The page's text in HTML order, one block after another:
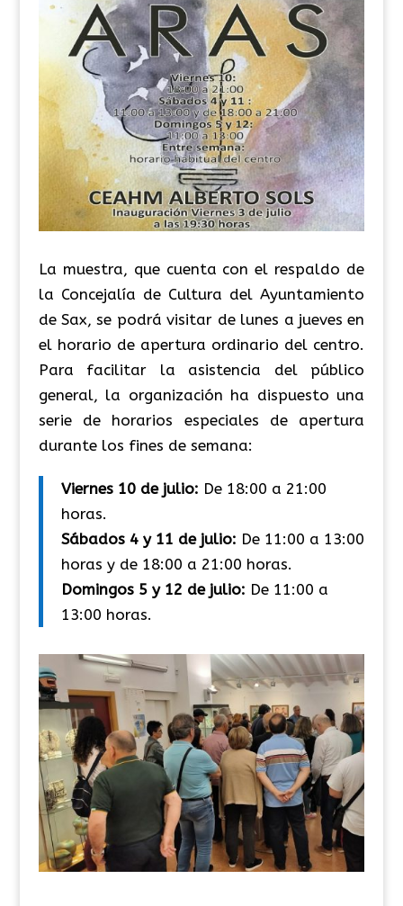
La muestra, que cuenta con el respaldo de
la Concejalía de Cultura del Ayuntamiento
de Sax, se podrá visitar de lunes a jueves en
el horario de apertura ordinario del centro.
Para facilitar la asistencia del público
general, la organización ha dispuesto una
serie de horarios especiales de apertura
durante los fines de semana:
Viernes 10 de julio: De 18:00 a 21:00
horas.
Sábados 4 y 11 de julio: De 11:00 a 13:00
horas y de 18:00 a 21:00 horas.
Domingos 5 y 12 de julio: De 11:00 a
13:00 horas.